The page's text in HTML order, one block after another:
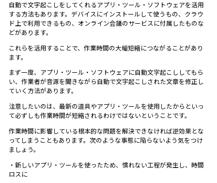
自動で文字起こしをしてくれるアプリ・ツール・ソフトウェアを活用
する方法もあります。デバイスにインストールして使うもの、クラウ
ド上で利用できるもの、オンライン会議のサービスに付属したものな
どがあります。
これらを活用することで、作業時間の大幅短縮につながることがあり
ます。
まず一度、アプリ・ツール・ソフトウェアに自動文字起こししてもら
い、作業者が音源を聞きながら自動で文字起こしされた文章を修正し
ていく方法があります。
注意したいのは、最新の道具やアプリ・ツールを使用したからといっ
て必ずしも作業時間が短縮されるわけではないということです。
作業時間に影響している根本的な問題を解決できなければ逆効果とな
ってしまうこともあります。次のような事態に陥らないよう気をつけ
ましょう。
・新しいアプリ・ツールを使ったため、慣れない工程が発生し、時間
ロスに